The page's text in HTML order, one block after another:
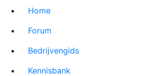
Home
Forum
Bedrijvengids
Kennisbank